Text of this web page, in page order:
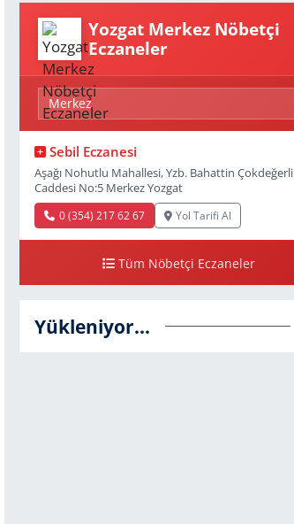
Yozgat Merkez Nöbetçi
Eczaneler
Sebil Eczanesi
Aşağı Nohutlu Mahallesi, Yzb. Bahattin Çokdeğerli
Caddesi No:5 Merkez Yozgat
0 (354) 217 62 67 Yol Tarifi Al
Tüm Nöbetçi Eczaneler
Yükleniyor...